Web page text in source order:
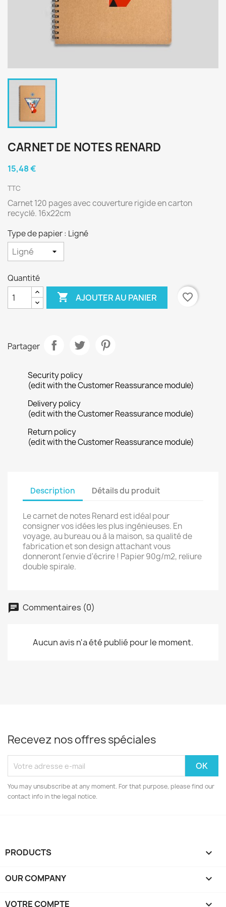
CARNET DE NOTES RENARD
15,48 €
TTC
Carnet 120 pages avec couverture rigide en carton
recyclé. 16x22cm
Type de papier : Ligné
Quantité
 AJOUTER AU PANIER favorite_border
Partager
Security policy
(edit with the Customer Reassurance module)
Delivery policy
(edit with the Customer Reassurance module)
Return policy
(edit with the Customer Reassurance module)
Description Détails du produit
Le carnet de notes Renard est idéal pour
consigner vos idées les plus ingénieuses. En
voyage, au bureau ou à la maison, sa qualité de
fabrication et son design attachant vous
donneront l'envie d'écrire ! Papier 90g/m2, reliure
double spirale.
Commentaires (0)
Aucun avis n'a été publié pour le moment.
Recevez nos offres spéciales
You may unsubscribe at any moment. For that purpose, please find our
contact info in the legal notice.
PRODUCTS 
OUR COMPANY 
VOTRE COMPTE 
Créer une liste d'envies ×
Nom de la liste d'envies
Créer une liste d'envies